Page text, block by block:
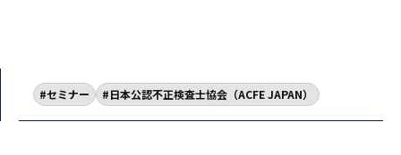
セミナー 日本公認不正検査士協会（ACFE JAPAN）